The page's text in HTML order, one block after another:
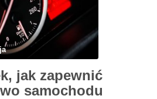
jak zapewnić
samochodu